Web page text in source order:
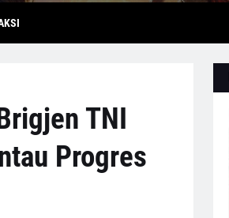
TNI
Progres